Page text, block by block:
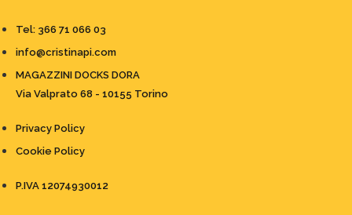
Tel: 366 71 066 03
info@cristinapi.com
MAGAZZINI DOCKS DORA
Via Valprato 68 - 10155 Torino
Privacy Policy
Cookie Policy
P.IVA 12074930012